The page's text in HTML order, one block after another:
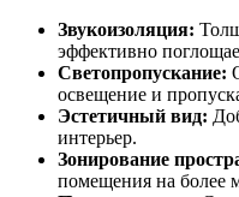
Звукоизоляция:
эффективно
Светопропускание:
освещение и
Эстетичный вид:
интерьер.
Зонирование
помещения на более